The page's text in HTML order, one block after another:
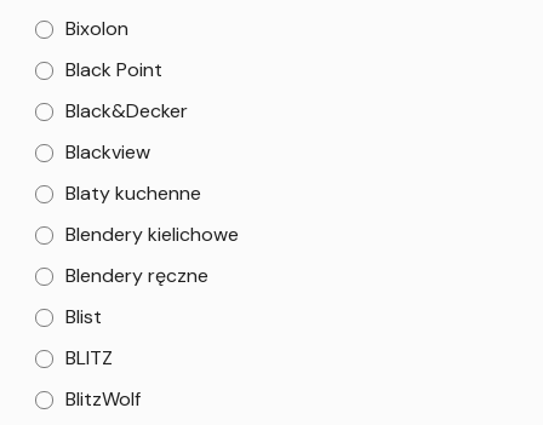
Bixolon
Black Point
Black&Decker
Blackview
Blaty kuchenne
Blendery kielichowe
Blendery ręczne
Blist
BLITZ
BlitzWolf